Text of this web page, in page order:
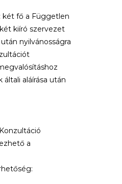
két fő a Független
kiíró szervezet
nyilvánosságra
aláírása után
a